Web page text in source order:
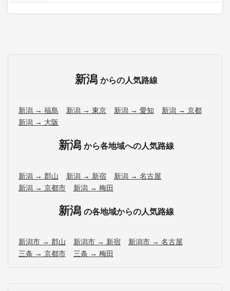
新潟 からの人気路線
新潟 → 福島 新潟 → 東京 新潟 → 愛知
新潟 → 京都
新潟 → 大阪
新潟 から各地域への人気路線
新潟 → 郡山 新潟 → 新宿
新潟 → 名古屋
新潟 → 京都市
新潟 → 梅田
新潟 の各地域からの人気路線
新潟市 → 郡山 新潟市 → 新宿
新潟市 → 名古屋
三条 → 京都市
三条 → 梅田